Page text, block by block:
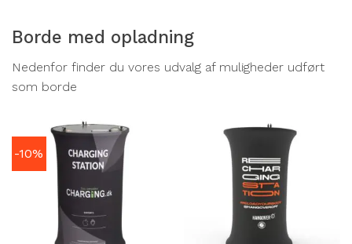
Borde med opladning
Nedenfor finder du vores udvalg af muligheder udført
som borde
-10%